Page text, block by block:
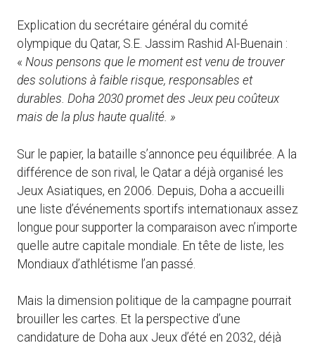
Explication du secrétaire général du comité
olympique du Qatar, S.E. Jassim Rashid Al-Buenain :
« Nous pensons que le moment est venu de trouver
des solutions à faible risque, responsables et
durables. Doha 2030 promet des Jeux peu coûteux
mais de la plus haute qualité. »
Sur le papier, la bataille s’annonce peu équilibrée. A la
différence de son rival, le Qatar a déjà organisé les
Jeux Asiatiques, en 2006. Depuis, Doha a accueilli
une liste d’événements sportifs internationaux assez
longue pour supporter la comparaison avec n’importe
quelle autre capitale mondiale. En tête de liste, les
Mondiaux d’athlétisme l’an passé.
Mais la dimension politique de la campagne pourrait
brouiller les cartes. Et la perspective d’une
candidature de Doha aux Jeux d’été en 2032, déjà